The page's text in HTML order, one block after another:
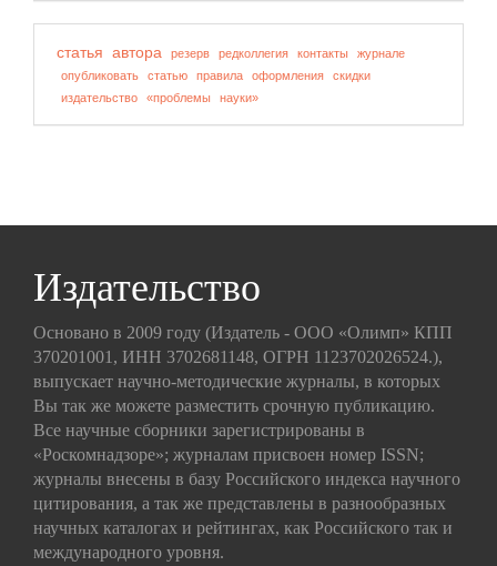
статья автора резерв редколлегия контакты
журнале
опубликовать
статью правила оформления
скидки
издательство
«проблемы науки»
Издательство
Основано в 2009 году (Издатель - ООО «Олимп» КПП
370201001, ИНН 3702681148, ОГРН 1123702026524.),
выпускает научно-методические журналы, в которых
Вы так же можете разместить срочную публикацию.
Все научные сборники зарегистрированы в
«Роскомнадзоре»; журналам присвоен номер ISSN;
журналы внесены в базу Российского индекса научного
цитирования, а так же представлены в разнообразных
научных каталогах и рейтингах, как Российского так и
международного уровня.